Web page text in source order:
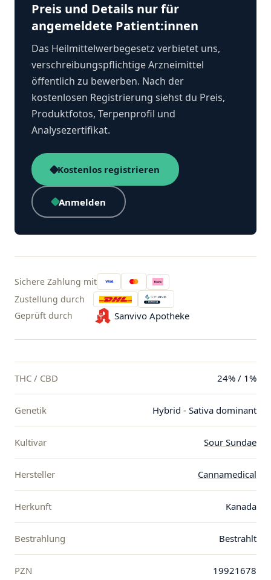
Preis und Details nur für
angemeldete Patient:innen
Das Heilmittelwerbegesetz verbietet uns,
verschreibungspflichtige Arzneimittel
öffentlich zu bewerben. Nach der
kostenlosen Registrierung siehst du Preis,
Produktfotos, Terpenprofil und
Analysezertifikat.
Kostenlos registrieren
Anmelden
Sichere Zahlung mit
Zustellung durch
Geprüft durch
Sanvivo Apotheke
THC / CBD 24% / 1%
Genetik Hybrid - Sativa dominant
Kultivar Sour Sundae
Hersteller Cannamedical
Herkunft Kanada
Bestrahlung Bestrahlt
PZN 19921678